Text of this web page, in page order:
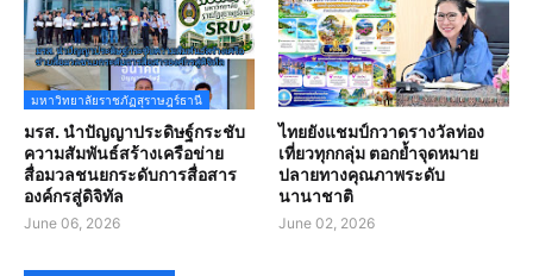
มหาวิทยาลัยราชภัฏสุราษฎร์ธานี
มรส. นำปัญญาประดิษฐ์กระชับ
ความสัมพันธ์สร้างเครือข่าย
สื่อมวลชนยกระดับการสื่อสาร
องค์กรสู่ดิจิทัล
June 06, 2026
ไทยยังแชมป์กวาดรางวัลท่อง
เที่ยวทุกกลุ่ม ตอกย้ำจุดหมาย
ปลายทางคุณภาพระดับ
นานาชาติ
June 02, 2026